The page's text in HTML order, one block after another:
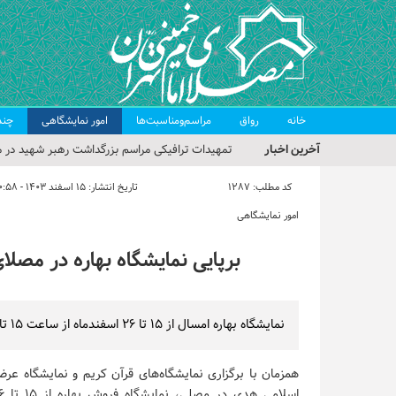
خانه رواق مراسم‌ومناسبت‌ها امور نمایشگاهی
آخرین اخبار
تمهیدات ترافیکی مراسم بزرگداشت رهبر شهید در
حجت‌الاسلام حاج علی‌اکبری؛ خطیب این هفته نماز
گزارش تصویری| مراسم نماز بر پیکر امام شهید
گزارش تصویری| مراسم بزرگداشت آقای شهید ایران
کد مطلب: 1287 تاریخ انتشار: ۱۵ اسفند ۱۴۰۳ - ۱۰:۵۸
امور نمایشگاهی
برپایی نمایشگاه بهاره در مصلای
نمایشگاه بهاره امسال از ۱۵ تا ۲۶ اسفندماه از ساعت ۱۵ تا ۲۴ در مصلای امام خمینی(ره) برگزار می‌شود.
همزمان با برگزاری نمایشگاه‌های قرآن کریم و نمایشگاه